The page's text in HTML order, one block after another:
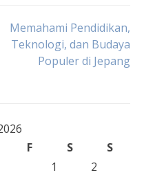
Memahami Pendidikan,
Teknologi, dan Budaya
Populer di Jepang
F S
S
1
2